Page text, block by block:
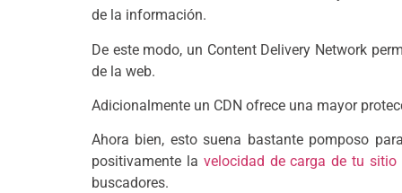
de la información.
De este modo, un Content Delivery Network
de la web.
Adicionalmente un CDN ofrece una mayor
Ahora bien, esto suena bastante pomposo
positivamente la velocidad de carga de tu sitio
buscadores.